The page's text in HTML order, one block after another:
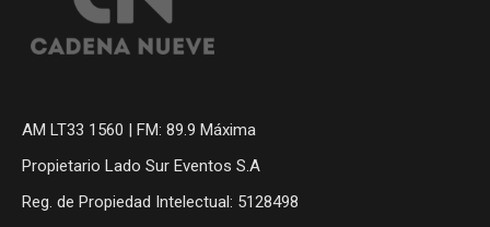
AM LT33 1560 | FM: 89.9 Máxima
Propietario Lado Sur Eventos S.A
Reg. de Propiedad Intelectual: 5128498